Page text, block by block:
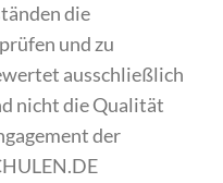
die
und zu
ausschließlich
nicht die Qualität
der